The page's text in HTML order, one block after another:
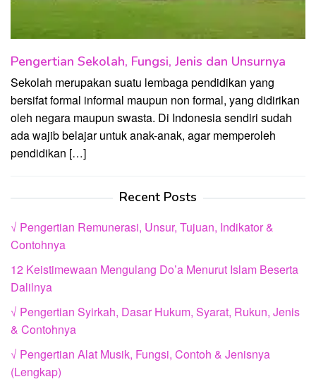
Pengertian Sekolah, Fungsi, Jenis dan Unsurnya
Sekolah merupakan suatu lembaga pendidikan yang
bersifat formal informal maupun non formal, yang didirikan
oleh negara maupun swasta. Di Indonesia sendiri sudah
ada wajib belajar untuk anak-anak, agar memperoleh
pendidikan […]
Recent Posts
√ Pengertian Remunerasi, Unsur, Tujuan, Indikator &
Contohnya
12 Keistimewaan Mengulang Do’a Menurut Islam Beserta
Dalilnya
√ Pengertian Syirkah, Dasar Hukum, Syarat, Rukun, Jenis
& Contohnya
√ Pengertian Alat Musik, Fungsi, Contoh & Jenisnya
(Lengkap)